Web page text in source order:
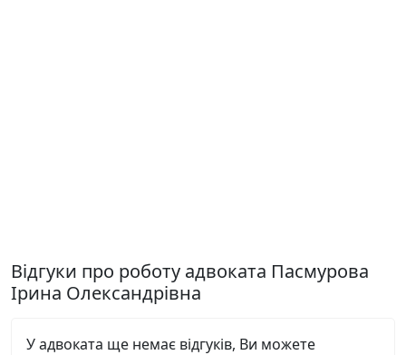
Відгуки про роботу адвоката Пасмурова
Ірина Олександрівна
У адвоката ще немає відгуків, Ви можете